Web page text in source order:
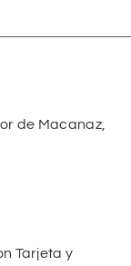
de Macanaz,
Tarjeta y